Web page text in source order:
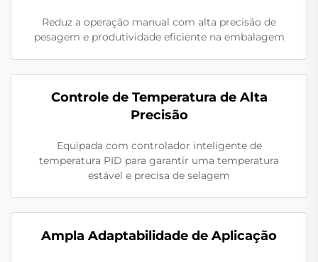
Reduz a operação manual com alta precisão de
pesagem e produtividade eficiente na embalagem
Controle de Temperatura de Alta
Precisão
Equipada com controlador inteligente de
temperatura PID para garantir uma temperatura
estável e precisa de selagem
Ampla Adaptabilidade de Aplicação